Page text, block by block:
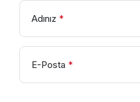
Adınız *
E-Posta *